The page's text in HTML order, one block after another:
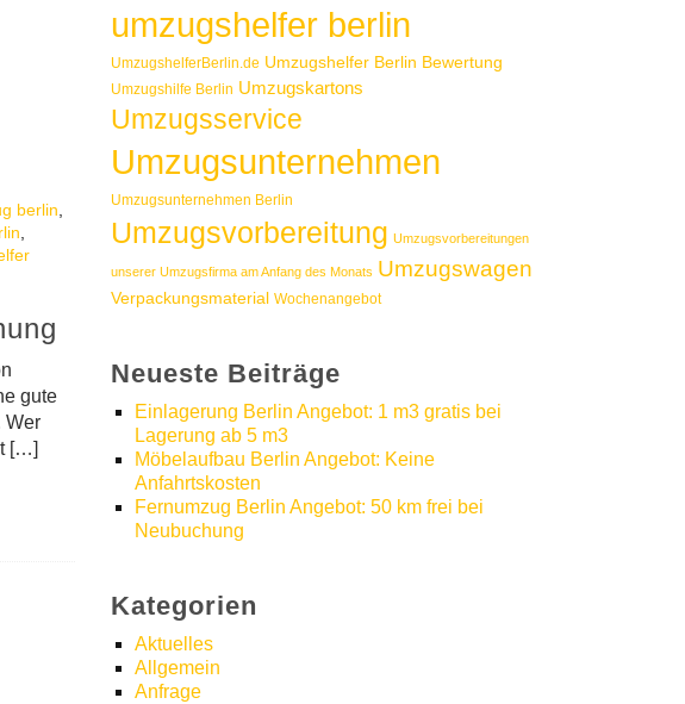
berlin
gute
Wer
[…]
umzugshelfer berlin
UmzugshelferBerlin.de Umzugshelfer Berlin Bewertung
Umzugshilfe Berlin Umzugskartons
Umzugsservice
Umzugsunternehmen
Umzugsunternehmen Berlin
Umzugsvorbereitung Umzugsvorbereitungen
unserer Umzugsfirma am Anfang des Monats Umzugswagen
Verpackungsmaterial Wochenangebot
Neueste Beiträge
Einlagerung Berlin Angebot: 1 m3 gratis bei
Lagerung ab 5 m3
Möbelaufbau Berlin Angebot: Keine
Anfahrtskosten
Fernumzug Berlin Angebot: 50 km frei bei
Neubuchung
Kategorien
Aktuelles
Allgemein
Anfrage